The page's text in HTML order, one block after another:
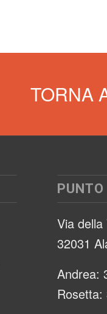
TORNA
PUNTO
Via
32031
Andrea:
Rosetta: